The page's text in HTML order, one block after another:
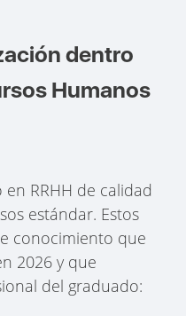
dentro
Humanos
RRHH de calidad
estándar. Estos
conocimiento que
2026 y que
del graduado: